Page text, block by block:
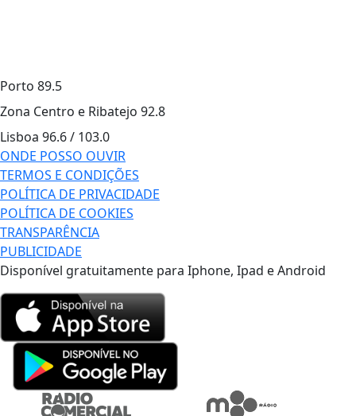
Porto 89.5
Zona Centro e Ribatejo 92.8
Lisboa 96.6 / 103.0
ONDE POSSO OUVIR
TERMOS E CONDIÇÕES
POLÍTICA DE PRIVACIDADE
POLÍTICA DE COOKIES
TRANSPARÊNCIA
PUBLICIDADE
Disponível gratuitamente para Iphone, Ipad e Android